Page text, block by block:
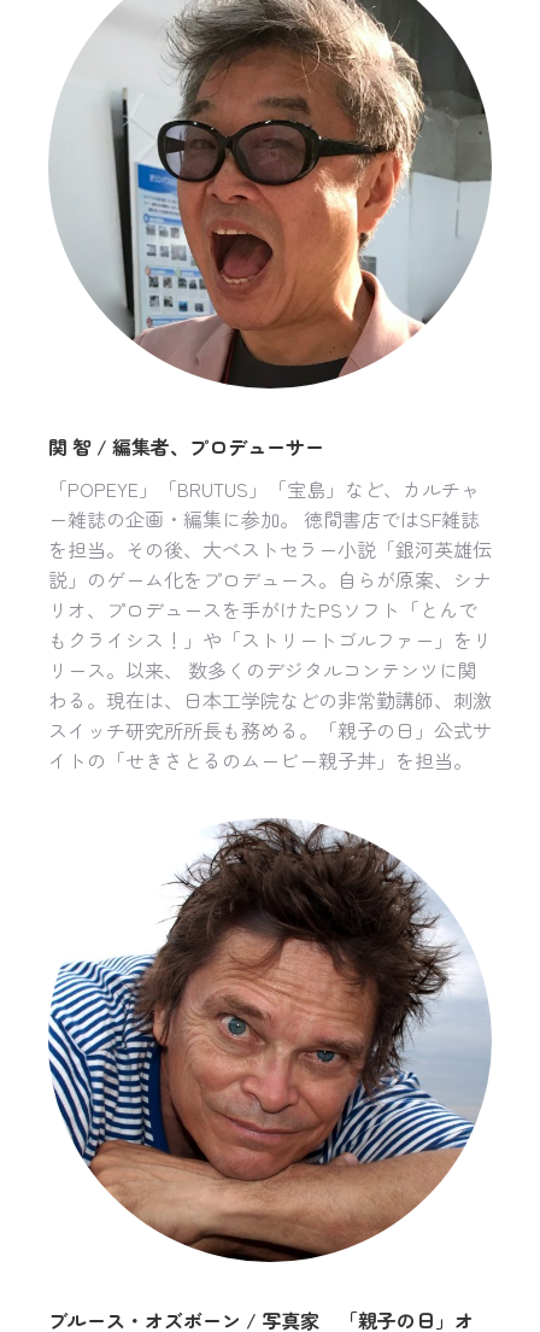
関 智 / 編集者、プロデューサー
「POPEYE」「BRUTUS」「宝島」など、カルチャ
ー雑誌の企画・編集に参加。 徳間書店ではSF雑誌
を担当。その後、大ベストセラー小説「銀河英雄伝
説」のゲーム化をプロデュース。自らが原案、シナ
リオ、プロデュースを手がけたPSソフト「とんで
もクライシス！」や「ストリートゴルファー」をリ
リース。以来、 数多くのデジタルコンテンツに関
わる。現在は、日本工学院などの非常勤講師、刺激
スイッチ研究所所長も務める。「親子の日」公式サ
イトの「せきさとるのムービー親子丼」を担当。
ブルース・オズボーン / 写真家 「親子の日」オ